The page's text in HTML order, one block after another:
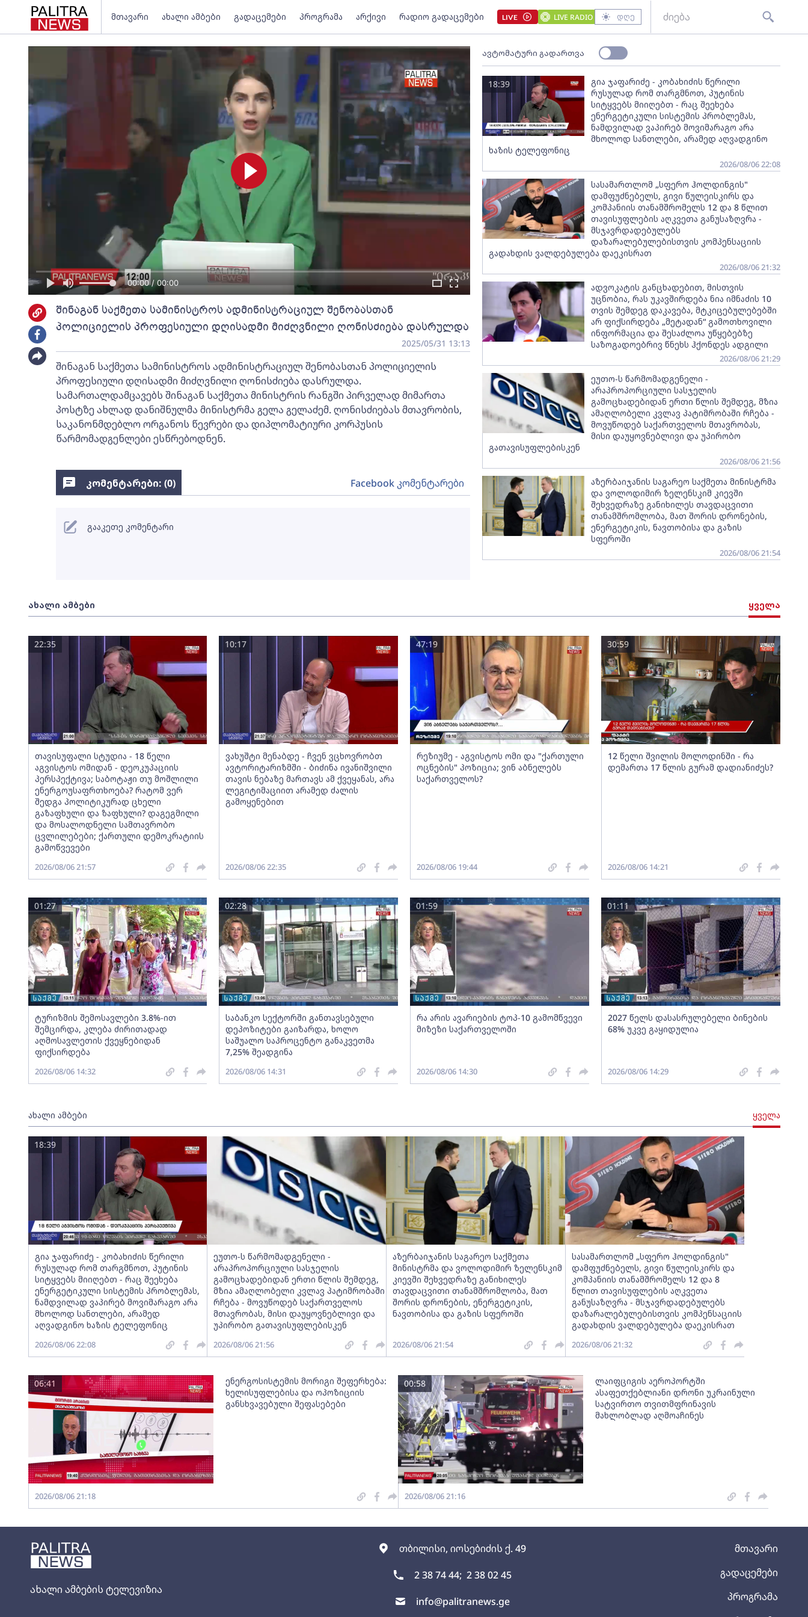
მთავარი ახალი ამბები გადაცემები პროგრამა არქივი რადიო გადაცემები LIVE LIVE RADIO დღე
ახალი ამბების ტელევიზია
თბილისი, იოსებიძის ქ. 49
2 38 74 44; 2 38 02 45
info@palitranews.ge
მთავარი
გადაცემები
პროგრამა
00:00 / 00:00
შინაგან საქმეთა სამინისტროს ადმინისტრაციულ შენობასთან
პოლიციელის პროფესიული დღისადმი მიძღვნილი ღონისძიება დასრულდა
2025/05/31 13:13
შინაგან საქმეთა სამინისტროს ადმინისტრაციულ შენობასთან პოლიციელის
პროფესიული დღისადმი მიძღვნილი ღონისძიება დასრულდა.
სამართალდამცავებს შინაგან საქმეთა მინისტრის რანგში პირველად მიმართა
პოსტზე ახლად დანიშნულმა მინისტრმა გელა გელაძემ. ღონისძიებას მთავრობის,
საკანონმდებლო ორგანოს წევრები და დიპლომატიური კორპუსის
წარმომადგენლები ესწრებოდნენ.
ავტომატური გადართვა
გია ჯაფარიძე - კობახიძის წერილი
რუსულად რომ თარგმნოთ, პუტინის
სიტყვებს მიიღებთ - რაც შეეხება
ენერგეტიკული სისტემის პრობლემას,
ნამდვილად ვაპირებ მოვიმარაგო არა
მხოლოდ სანთლები, არამედ აღვადგინო
ხაზის ტელეფონიც
18:39
2026/08/06 22:08
სასამართლომ „სფერო ჰოლდინგის"
დამფუძნებელს, გივი წულეისკირს და
კომპანიის თანამშრომელს 12 და 8 წლით
თავისუფლების აღკვეთა განუსაზღვრა -
მსჯავრდადებულებს
დაზარალებულებისთვის კომპენსაციის
გადახდის ვალდებულება დაეკისრათ
2026/08/06 21:32
ადვოკატის განცხადებით, მისთვის
უცნობია, რას უკავშირდება ნია იმნაძის 10
თვის შემდეგ დაკავება, მტკიცებულებებში
არ ფიქსირდება „მეტადან“ გამოთხოვილი
ინფორმაცია და შესაძლოა უწყებებზე
საზოგადოებრივ წნეხს ჰქონდეს ადგილი
2026/08/06 21:29
ეუთო-ს წარმომადგენელი -
არაპროპორციული სასჯელის
გამოცხადებიდან ერთი წლის შემდეგ, მზია
ამაღლობელი კვლავ პატიმრობაში რჩება -
მოვუწოდებ საქართველოს მთავრობას,
მისი დაუყოვნებლივი და უპირობო
გათავისუფლებისკენ
2026/08/06 21:56
აზერბაიჯანის საგარეო საქმეთა მინისტრმა
და ვოლოდიმირ ზელენსკიმ კიევში
შეხვედრაზე განიხილეს თავდაცვითი
თანამშრომლობა, მათ შორის დრონების,
ენერგეტიკის, ნავთობისა და გაზის
სფეროში
2026/08/06 21:54
ახალი ამბები ყველა
თავისუფალი სტუდია - 18 წელი
აგვისტოს ომიდან - დეოკუპაციის
პერსპექტივა; საბოტაჟი თუ მოშლილი
ენერგოუსაფრთხოება? რატომ ვერ
შედგა პოლიტიკურად ცხელი
გაზაფხული და ზაფხული? დაგეგმილი
და მოსალოდნელი სამთავრობო
ცვლილებები; ქართული დემოკრატიის
გამოწვევები
22:35
2026/08/06 21:57
ვახუშტი მენაბდე - ჩვენ ვცხოვრობთ
ავტორიტარიზმში - ბიძინა ივანიშვილი
თავის ნებაზე მართავს ამ ქვეყანას, არა
ლეგიტიმაციით არამედ ძალის
გამოყენებით
10:17
2026/08/06 22:35
რეზიუმე - აგვისტოს ომი და "ქართული
ოცნების" პოზიცია; ვინ აბნელებს
საქართველოს?
47:19
2026/08/06 19:44
12 წელი შვილის მოლოდინში - რა
დემართა 17 წლის გურამ დადიანიძეს?
30:59
2026/08/06 14:21
ტურიზმის შემოსავლები 3.8%-ით
შემცირდა, კლება ძირითადად
აღმოსავლეთის ქვეყნებიდან
ფიქსირდება
01:27
2026/08/06 14:32
საბანკო სექტორში განთავსებული
დეპოზიტები გაიზარდა, ხოლო
საშუალო საპროცენტო განაკვეთმა
7,25% შეადგინა
02:28
2026/08/06 14:31
რა არის ავარიების ტოპ-10 გამომწვევი
მიზეზი საქართველოში
01:59
2026/08/06 14:30
2027 წელს დასასრულებელი ბინების
68% უკვე გაყიდულია
01:11
2026/08/06 14:29
ახალი ამბები ყველა
გია ჯაფარიძე - კობახიძის წერილი
რუსულად რომ თარგმნოთ, პუტინის
სიტყვებს მიიღებთ - რაც შეეხება
ენერგეტიკული სისტემის პრობლემას,
ნამდვილად ვაპირებ მოვიმარაგო არა
მხოლოდ სანთლები, არამედ
აღვადგინო ხაზის ტელეფონიც
18:39
2026/08/06 22:08
ეუთო-ს წარმომადგენელი -
არაპროპორციული სასჯელის
გამოცხადებიდან ერთი წლის შემდეგ,
მზია ამაღლობელი კვლავ პატიმრობაში
რჩება - მოვუწოდებ საქართველოს
მთავრობას, მისი დაუყოვნებლივი და
უპირობო გათავისუფლებისკენ
2026/08/06 21:56
აზერბაიჯანის საგარეო საქმეთა
მინისტრმა და ვოლოდიმირ ზელენსკიმ
კიევში შეხვედრაზე განიხილეს
თავდაცვითი თანამშრომლობა, მათ
შორის დრონების, ენერგეტიკის,
ნავთობისა და გაზის სფეროში
2026/08/06 21:54
სასამართლომ „სფერო ჰოლდინგის"
დამფუძნებელს, გივი წულეისკირს და
კომპანიის თანამშრომელს 12 და 8
წლით თავისუფლების აღკვეთა
განუსაზღვრა - მსჯავრდადებულებს
დაზარალებულებისთვის კომპენსაციის
გადახდის ვალდებულება დაეკისრათ
2026/08/06 21:32
ენერგოსისტემის მორიგი შეფერხება:
ხელისუფლებისა და ოპოზიციის
განსხვავებული შეფასებები
06:41
2026/08/06 21:18
ლაიფციგის აეროპორტში
ასაფეთქებლიანი დრონი უკრაინული
სატვირთო თვითმფრინავის
მახლობლად აღმოაჩინეს
00:58
2026/08/06 21:16
კომენტარები: (0) Facebook კომენტარები
გააკეთე კომენტარი